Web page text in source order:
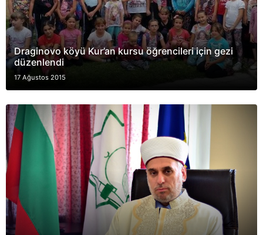
Draginovo köyü Kur’an kursu öğrencileri için gezi
düzenlendi
17 Ağustos 2015